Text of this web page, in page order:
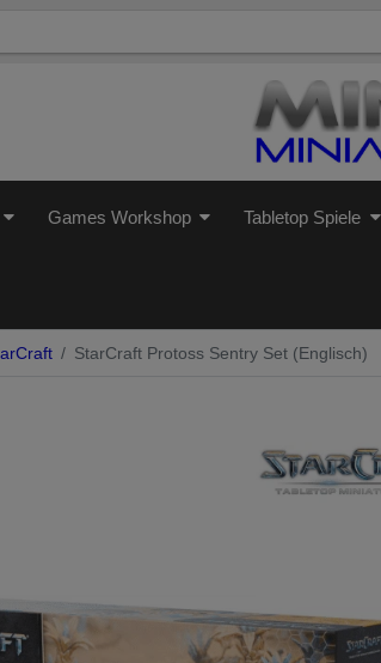
Games Workshop Tabletop Spiele
StarCraft Protoss Sentry Set (Englisch)